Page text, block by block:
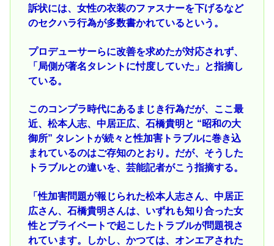
訴状には、女性の衣装のファスナーを下げるなど
のセクハラ行為が多数書かれているという。
プロデューサーらに改善を求めたが対応されず、
「局側が著名タレントに忖度していた」と指摘し
ている。
このコンプラ時代にあるまじき行為だが、ここ最
近、松本人志、中居正広、石橋貴明と “昭和の大
御所” タレントが続々と性加害トラブルに巻き込
まれているのはご存知のとおり。だが、そうした
トラブルとの違いを、芸能記者がこう指摘する。
「性加害問題が報じられた松本人志さん、中居正
広さん、石橋貴明さんは、いずれも知り合った女
性とプライベートで起こしたトラブルが問題視さ
れています。しかし、かつては、オンエアされた